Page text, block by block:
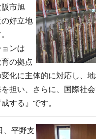
市旭
好立地
ンは
育の拠点
化に主体的に対応し、地
担い、さらに、国際社会
する』です。
、平野支